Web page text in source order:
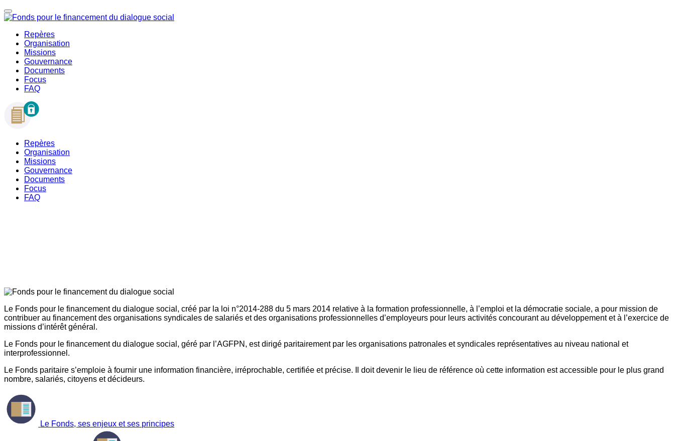
Repères
Organisation
Missions
Gouvernance
Documents
Focus
FAQ
Repères
Organisation
Missions
Gouvernance
Documents
Focus
FAQ
Le Fonds pour le financement du dialogue social, créé par la loi n°2014-288 du 5 mars 2014 relative à la formation professionnelle, à l’emploi et la démocratie sociale, a pour mission de
contribuer au financement des organisations syndicales de salariés et des organisations professionnelles d’employeurs pour leurs activités concourant au développement et à l’exercice de
missions d’intérêt général.
Le Fonds pour le financement du dialogue social, géré par l’AGFPN, est dirigé paritairement par les organisations patronales et syndicales représentatives au niveau national et
interprofessionnel.
Le Fonds paritaire s’emploie à fournir une information financière, irréprochable, certifiée et précise. Il doit devenir le lieu de référence où cette information est accessible pour le plus grand
nombre, salariés, citoyens et décideurs.
Le Fonds, ses enjeux et ses principes